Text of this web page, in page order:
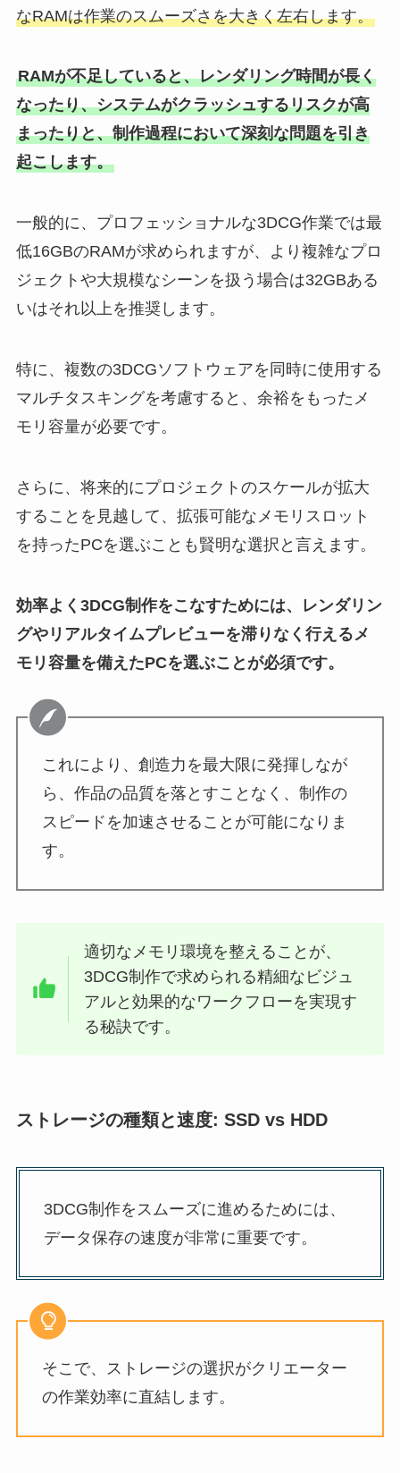
なRAMは作業のスムーズさを大きく左右します。
RAMが不足していると、レンダリング時間が長く
なったり、システムがクラッシュするリスクが高
まったりと、制作過程において深刻な問題を引き
起こします。
一般的に、プロフェッショナルな3DCG作業では最
低16GBのRAMが求められますが、より複雑なプロ
ジェクトや大規模なシーンを扱う場合は32GBある
いはそれ以上を推奨します。
特に、複数の3DCGソフトウェアを同時に使用する
マルチタスキングを考慮すると、余裕をもったメ
モリ容量が必要です。
さらに、将来的にプロジェクトのスケールが拡大
することを見越して、拡張可能なメモリスロット
を持ったPCを選ぶことも賢明な選択と言えます。
効率よく3DCG制作をこなすためには、レンダリン
グやリアルタイムプレビューを滞りなく行えるメ
モリ容量を備えたPCを選ぶことが必須です。
これにより、創造力を最大限に発揮しなが
ら、作品の品質を落とすことなく、制作の
スピードを加速させることが可能になりま
す。
適切なメモリ環境を整えることが、
3DCG制作で求められる精細なビジュ
アルと効果的なワークフローを実現す
る秘訣です。
ストレージの種類と速度: SSD vs HDD
3DCG制作をスムーズに進めるためには、
データ保存の速度が非常に重要です。
そこで、ストレージの選択がクリエーター
の作業効率に直結します。